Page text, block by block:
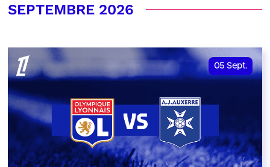
SEPTEMBRE 2026
05 Sept.